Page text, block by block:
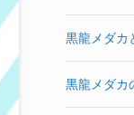
黒龍メダカ
黒龍メダカ